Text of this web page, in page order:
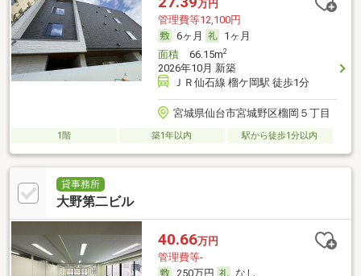
万円
管理費等12,100円
6ヶ月
1ヶ月
面積66.15m2
2026年10月 新築
ＪＲ仙石線 榴ケ岡駅 徒歩1分
宮城県仙台市宮城野区榴岡５丁目
1階 築1年以内 駅から徒歩1分以内
貸事務所
大野第二ビル
40.66万円
管理費等-
250万円
なし